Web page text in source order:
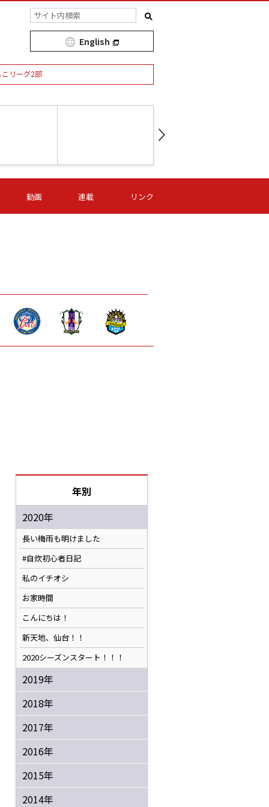
English
こリーグ2部
06 (日) 15:00
-
第16節 09/06 (日) 15:00
- -
動画 連載 リンク
年別
2020年
長い梅雨も明けました
#自炊初心者日記
私のイチオシ
お家時間
こんにちは！
新天地、仙台！！
2020シーズンスタート！！！
2019年
2018年
2017年
2016年
2015年
2014年